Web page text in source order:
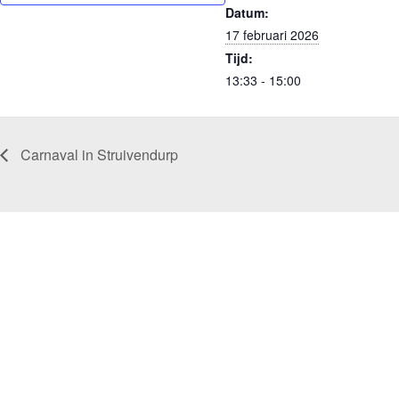
Datum:
17 februari 2026
Tijd:
13:33 - 15:00
Carnaval in Struivendurp